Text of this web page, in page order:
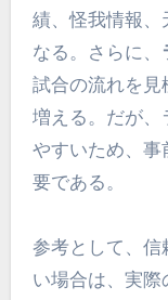
績、怪我情報、
なる。さらに、
試合の流れを見
増える。だが、
やすいため、事
要である。
参考として、信
い場合は、実